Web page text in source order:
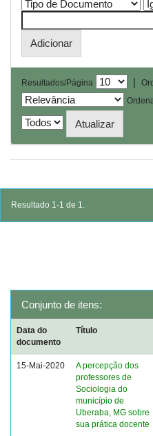
Resultados/Página |
Resultado 1-1 de 1.
Conjunto de itens:
Data do
documento
Título
15-Mai-2020
A percepção dos
professores de
Sociologia do
município de
Uberaba, MG sobre
sua prática docente